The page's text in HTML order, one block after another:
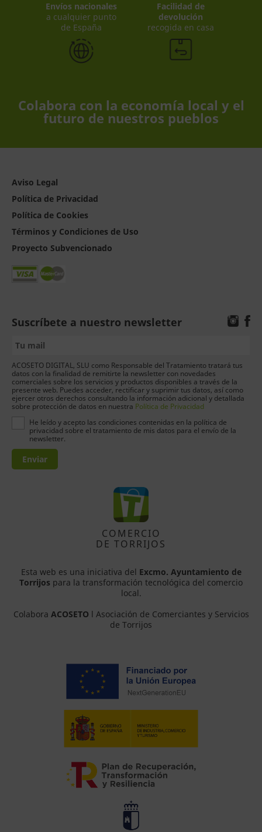
Envíos nacionales
a cualquier punto
de España
Facilidad de
devolución
recogida en casa
Colabora con la economía local y el
futuro de nuestros pueblos
Aviso Legal
Política de Privacidad
Política de Cookies
Términos y Condiciones de Uso
Proyecto Subvencionado
Suscríbete a nuestro newsletter
ACOSETO DIGITAL, SLU como Responsable del Tratamiento tratará tus
datos con la finalidad de remitirte la newsletter con novedades
comerciales sobre los servicios y productos disponibles a través de la
presente web. Puedes acceder, rectificar y suprimir tus datos, así como
ejercer otros derechos consultando la información adicional y detallada
sobre protección de datos en nuestra Política de Privacidad
He leído y acepto las condiciones contenidas en la política de
privacidad sobre el tratamiento de mis datos para el envío de la
newsletter.
Enviar
COMERCIO
DE TORRIJOS
Esta web es una iniciativa del Excmo. Ayuntamiento de
Torrijos para la transformación tecnológica del comercio
local.
Colabora ACOSETO l Asociación de Comerciantes y Servicios
de Torrijos